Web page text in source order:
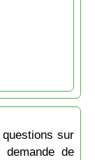
sur
de